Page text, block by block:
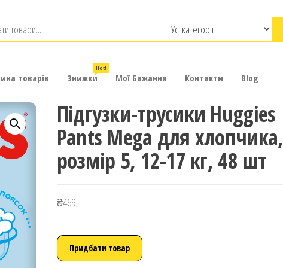
товарів Знижки
Hot!
Мої Бажання Контакти Blog
Підгузки-трусики Huggies
Pants Mega для хлопчика,
розмір 5, 12-17 кг, 48 шт
₴469
Придбати товар